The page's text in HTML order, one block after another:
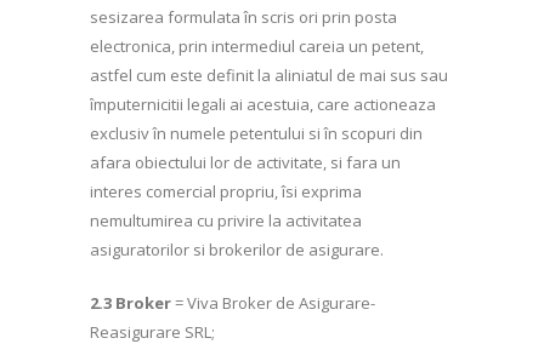
sesizarea formulata în scris ori prin posta
electronica, prin intermediul careia un petent,
astfel cum este definit la aliniatul de mai sus sau
împuternicitii legali ai acestuia, care actioneaza
exclusiv în numele petentului si în scopuri din
afara obiectului lor de activitate, si fara un
interes comercial propriu, îsi exprima
nemultumirea cu privire la activitatea
asiguratorilor si brokerilor de asigurare.
2.3 Broker= Viva Broker de Asigurare-
Reasigurare SRL;